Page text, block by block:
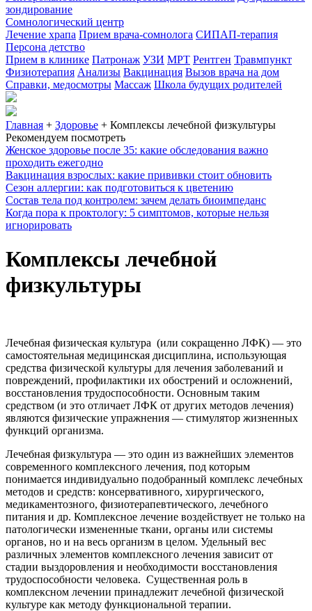
зондирование
Сомнологический центр
Лечение храпа Прием врача-сомнолога СИПАП-терапия
Персона детство
Прием в клинике Патронаж УЗИ МРТ Рентген Травмпункт
Физиотерапия Анализы Вакцинация Вызов врача на дом
Справки, медосмотры Массаж Школа будущих родителей
Главная + Здоровье + Комплексы лечебной физкультуры
Рекомендуем посмотреть
Женское здоровье после 35: какие обследования важно
проходить ежегодно
Вакцинация взрослых: какие прививки стоит обновить
Сезон аллергии: как подготовиться к цветению
Состав тела под контролем: зачем делать биоимпеданс
Когда пора к проктологу: 5 симптомов, которые нельзя
игнорировать
Комплексы лечебной
физкультуры
Лечебная физическая культура (или сокращенно ЛФК) — это
самостоятельная медицинская дисциплина, использующая
средства физической культуры для лечения заболеваний и
повреждений, профилактики их обострений и осложнений,
восстановления трудоспособности. Основным таким
средством (и это отличает ЛФК от других методов лечения)
являются физические упражнения — стимулятор жизненных
функций организма.
Лечебная физкультура — это один из важнейших элементов
современного комплексного лечения, под которым
понимается индивидуально подобранный комплекс лечебных
методов и средств: консервативного, хирургического,
медикаментозного, физиотерапевтического, лечебного
питания и др. Комплексное лечение воздействует не только на
патологически измененные ткани, органы или системы
органов, но и на весь организм в целом. Удельный вес
различных элементов комплексного лечения зависит от
стадии выздоровления и необходимости восстановления
трудоспособности человека. Существенная роль в
комплексном лечении принадлежит лечебной физической
культуре как методу функциональной терапии.